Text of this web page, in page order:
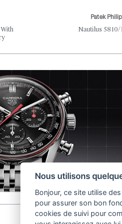
Patek
Nautilus 5810/
Nous utilisons
Bonjour, ce site utilise
pour assurer son bon
cookies de suivi pour